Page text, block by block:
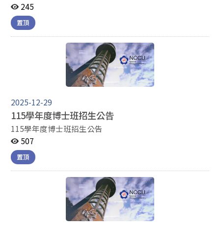
245
置頂
2025-12-29
115學年度博士班招生公告
115學年度博士班招生公告
507
置頂